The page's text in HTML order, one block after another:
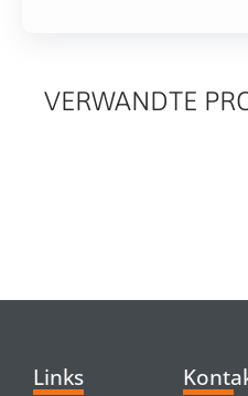
VERWANDTE
Links